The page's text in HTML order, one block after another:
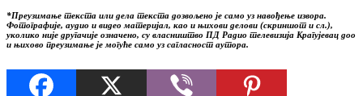
*Преузимање текста или дела текста дозвољено је само уз навођење извора.
Фотографије, аудио и видео материјал, као и њихови делови (скриншот и сл.),
уколико није другачије означено, су власништво ПД Радио телевизија Крагујевац доо
и њихово преузимање је могуће само уз сагласност аутора.